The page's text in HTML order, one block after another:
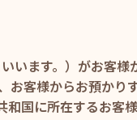
ます。）がお客
客様からお預かり
国に所在するお